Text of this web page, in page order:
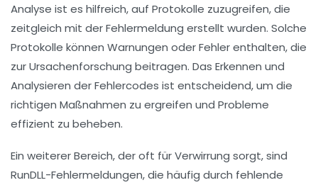
Analyse ist es hilfreich, auf Protokolle zuzugreifen, die
zeitgleich mit der Fehlermeldung erstellt wurden. Solche
Protokolle können Warnungen oder Fehler enthalten, die
zur Ursachenforschung beitragen. Das Erkennen und
Analysieren derFehlercodes ist entscheidend, um die
richtigen Maßnahmen zu ergreifen und Probleme
effizient zu beheben.
Ein weiterer Bereich, der oft für Verwirrung sorgt, sind
RunDLL-Fehlermeldungen, die häufig durch fehlende